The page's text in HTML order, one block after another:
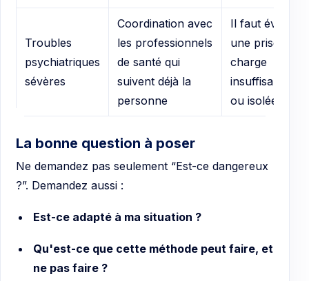
Troubles
psychiatriques
sévères
Coordination avec
les professionnels
de santé qui
suivent déjà la
personne
Il faut éviter
une prise en
charge
insuffisante
ou isolée
La bonne question à poser
Ne demandez pas seulement “Est-ce dangereux
?”. Demandez aussi :
Est-ce adapté à ma situation ?
Qu'est-ce que cette méthode peut faire, et
ne pas faire ?